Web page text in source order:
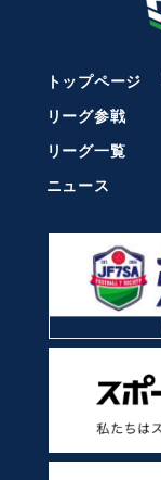
トップページ
リーグ参戦
リーグ一覧
ニュース